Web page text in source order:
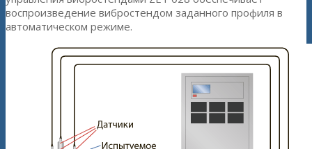
воспроизведение вибростендом заданного профиля в
автоматическом режиме.